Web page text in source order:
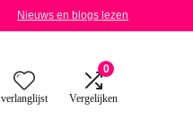
Nieuws en blogs lezen
verlanglijst
0
Vergelijken